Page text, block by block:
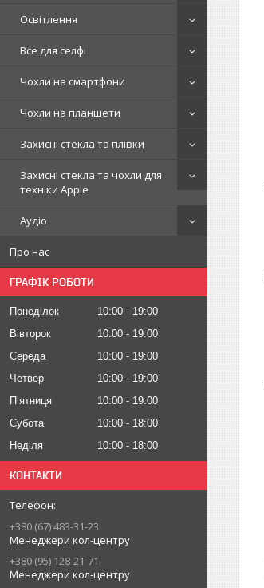
Освітлення
Все для селфі
Чохли на смартфони
Чохли на планшети
Захисні стекла та плівки
Захисні стекла та чохли для
техніки Apple
Аудіо
Про нас
ГРАФІК РОБОТИ
Понеділок 10:00
19:00
Вівторок
10:00
19:00
Середа
10:00
19:00
Четвер
10:00
19:00
Пʼятниця
10:00
19:00
Субота
10:00
18:00
Неділя
10:00 18:00
КОНТАКТИ
+380 (67) 483-31-23
Менеджери кол-центру
+380 (95) 128-21-71
Менеджери кол-центру